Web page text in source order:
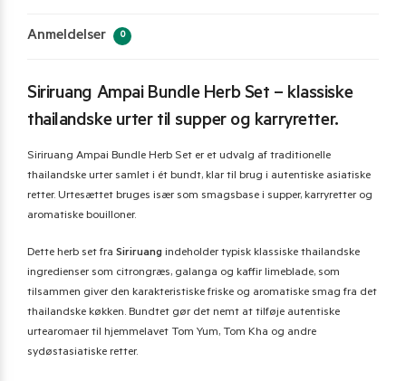
Anmeldelser 0
Siriruang Ampai Bundle Herb Set – klassiske
thailandske urter til supper og karryretter.
Siriruang Ampai Bundle Herb Set er et udvalg af traditionelle
thailandske urter samlet i ét bundt, klar til brug i autentiske asiatiske
retter. Urtesættet bruges især som smagsbase i supper, karryretter og
aromatiske bouilloner.
Dette herb set fra Siriruang indeholder typisk klassiske thailandske
ingredienser som citrongræs, galanga og kaffir limeblade, som
tilsammen giver den karakteristiske friske og aromatiske smag fra det
thailandske køkken. Bundtet gør det nemt at tilføje autentiske
urtearomaer til hjemmelavet Tom Yum, Tom Kha og andre
sydøstasiatiske retter.